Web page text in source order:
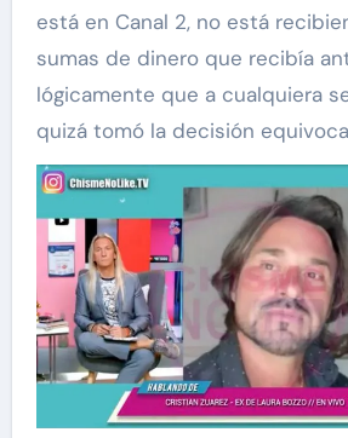
está en Canal 2, no está
sumas de dinero que recibía
lógicamente que a cualquiera
quizá tomó la decisión